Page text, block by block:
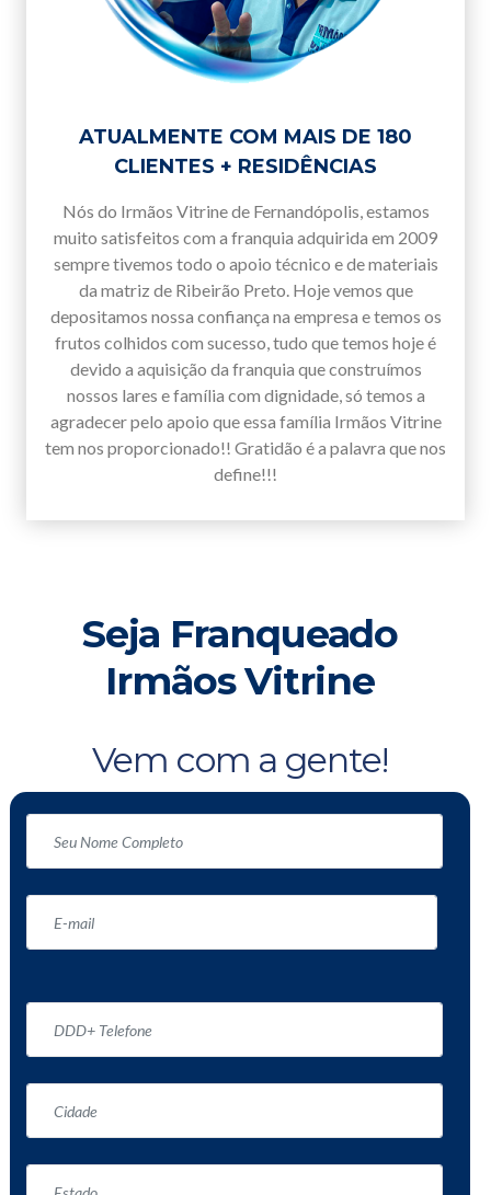
ATUALMENTE COM MAIS DE 180
CLIENTES + RESIDÊNCIAS
Nós do Irmãos Vitrine de Fernandópolis, estamos
muito satisfeitos com a franquia adquirida em 2009
sempre tivemos todo o apoio técnico e de materiais
da matriz de Ribeirão Preto. Hoje vemos que
depositamos nossa confiança na empresa e temos os
frutos colhidos com sucesso, tudo que temos hoje é
devido a aquisição da franquia que construímos
nossos lares e família com dignidade, só temos a
agradecer pelo apoio que essa família Irmãos Vitrine
tem nos proporcionado!! Gratidão é a palavra que nos
define!!!
Seja Franqueado
Irmãos Vitrine
Vem com a gente!